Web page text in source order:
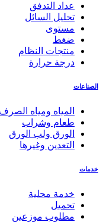
عداد التدفق
تحليل السائل
مستوى
ضغط
منتجات النظام
درجة حرارة
الصناعات
المياه ومياه
طعام وشراب
الورق ولب الورق
التعدين وغيرها
خدمات
خدمة محلية
تحميل
مطلوب موزعين